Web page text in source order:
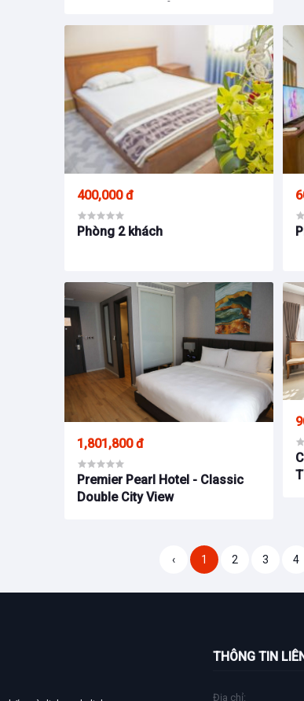
400,000 đ
Phòng 2 khách
1,801,800 đ
Premier Pearl Hotel - Classic
Double City View
‹ 1 2 3 4
THÔNG TIN
Địa chỉ: